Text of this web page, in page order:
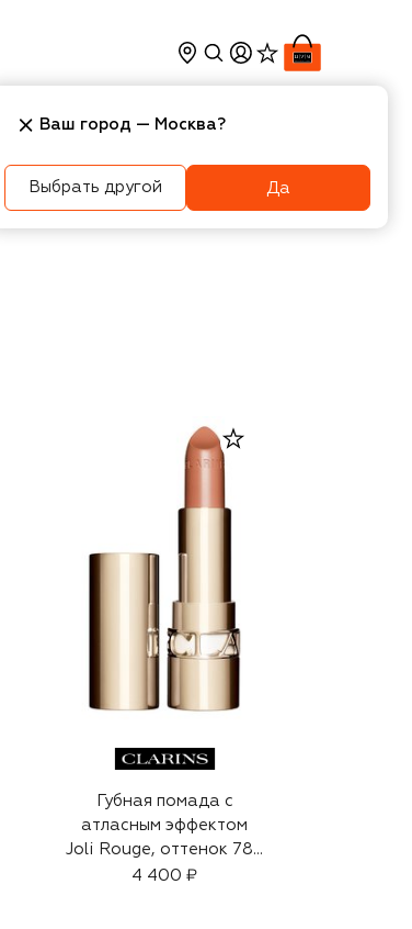
Косметика Интерьер
Губная помада с
атласным эффектом
Joli Rouge, оттенок 786
(3,5g)
4 400 ₽
Ваш город — Москва?
Выбрать другой Да